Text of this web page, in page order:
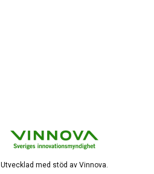
Utvecklad med stöd av Vinnova.